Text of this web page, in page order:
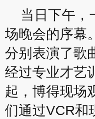
当日下午，
场晚会的序幕
分别表演了歌
经过专业才艺
起，博得现场
们通过VCR和